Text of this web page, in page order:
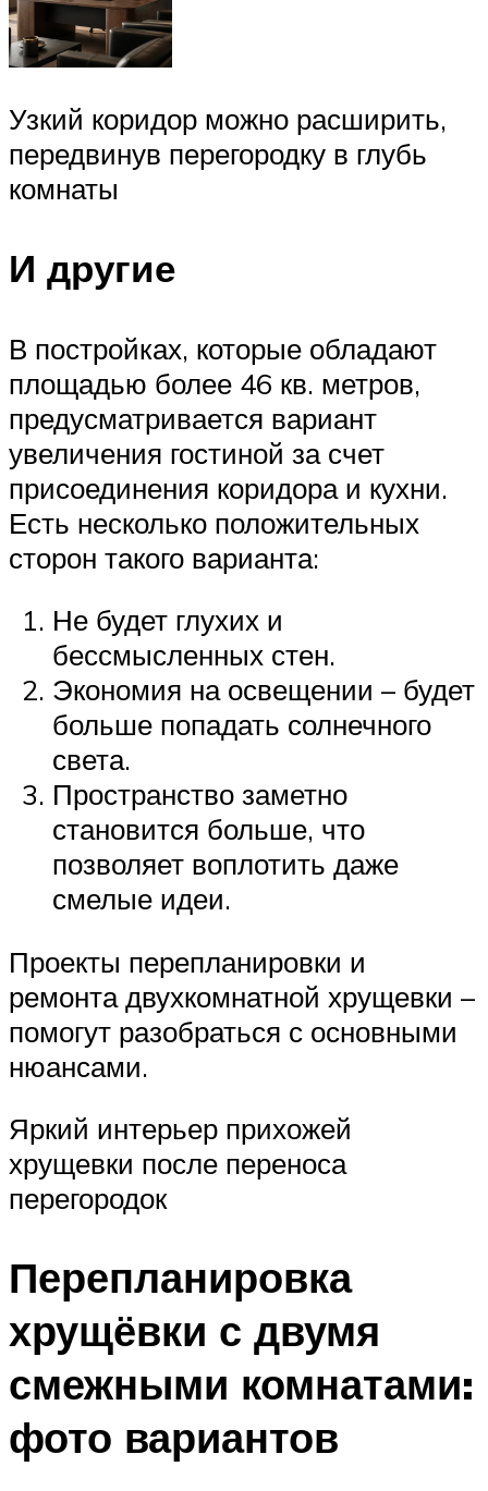
Узкий коридор можно расширить,
передвинув перегородку в глубь
комнаты
И другие
В постройках, которые обладают
площадью более 46 кв. метров,
предусматривается вариант
увеличения гостиной за счет
присоединения коридора и кухни.
Есть несколько положительных
сторон такого варианта:
Не будет глухих и
бессмысленных стен.
Экономия на освещении – будет
больше попадать солнечного
света.
Пространство заметно
становится больше, что
позволяет воплотить даже
смелые идеи.
Проекты перепланировки и
ремонта двухкомнатной хрущевки –
помогут разобраться с основными
нюансами.
Яркий интерьер прихожей
хрущевки после переноса
перегородок
Перепланировка
хрущёвки с двумя
смежными комнатами:
фото вариантов